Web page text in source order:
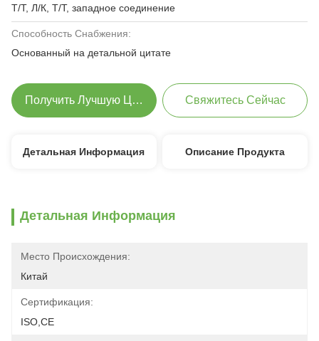
Т/Т, Л/К, Т/Т, западное соединение
Способность Снабжения:
Основанный на детальной цитате
Получить Лучшую Цену Свяжитесь Сейчас
Детальная Информация Описание Продукта
Детальная Информация
Место Происхождения:
Китай
Сертификация:
ISO,CE